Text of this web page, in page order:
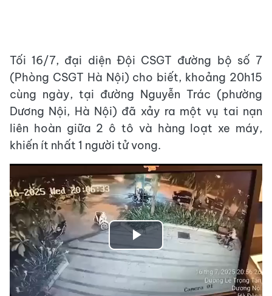
Tối 16/7, đại diện Đội CSGT đường bộ số 7
(Phòng CSGT Hà Nội) cho biết, khoảng 20h15
cùng ngày, tại đường Nguyễn Trác (phường
Dương Nội, Hà Nội) đã xảy ra một vụ tai nạn
liên hoàn giữa 2 ô tô và hàng loạt xe máy,
khiến ít nhất 1 người tử vong.
Play
Video